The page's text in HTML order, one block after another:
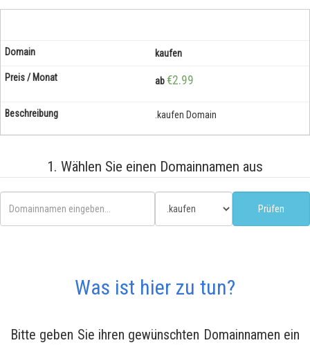
kaufen
ab€2.99
.kaufen Domain
1. Wählen Sie einen Domainnamen aus
Was ist hier zu tun?
Bitte geben Sie ihren gewünschten Domainnamen ein